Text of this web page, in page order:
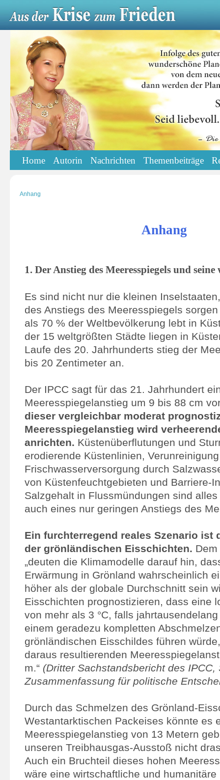
Home Autorin Nachrichten Themenbeiträge
Anhang
Anhang
1. Der Anstieg des Meeresspiegels und
Es sind nicht nur die kleinen
des Anstiegs des Meeresspiegels
als 70 % der Weltbevölkerung lebt in
der 15 weltgrößten Städte liegen in
Laufe des 20. Jahrhunderts stieg der
bis 20 Zentimeter an.
Der IPCC sagt für das 21. Jahrhundert
Meeresspiegelanstieg um 9 bis 88 cm
dieser vergleichbar moderat
Meeresspiegelanstieg wird
anrichten. Küstenüberflutungen und
erodierende Küstenlinien,
Frischwasserversorgung durch
von Küstenfeuchtgebieten und Barriere-
Salzgehalt in Flussmündungen sind
auch eines nur geringen Anstiegs des
Ein furchterregend reales Szenario ist
der grönländischen Eisschichten.
„deuten die Klimamodelle darauf hin,
Erwärmung in Grönland wahrscheinlich
höher als der globale Durchschnitt sein
Eisschichten prognostizieren, dass eine
von mehr als 3 °C, falls
einem geradezu kompletten
grönländischen Eisschildes führen
daraus resultierenden
m.“ (Dritter Sachstandsbericht des IPCC,
Zusammenfassung für politische
Durch das Schmelzen des Grönland-
Westantarktischen Packeises könnte es
Meeresspiegelanstieg von 13 Metern
unseren Treibhausgas-Ausstoß nicht
Auch ein Bruchteil dieses hohen
wäre eine wirtschaftliche und humanitäre